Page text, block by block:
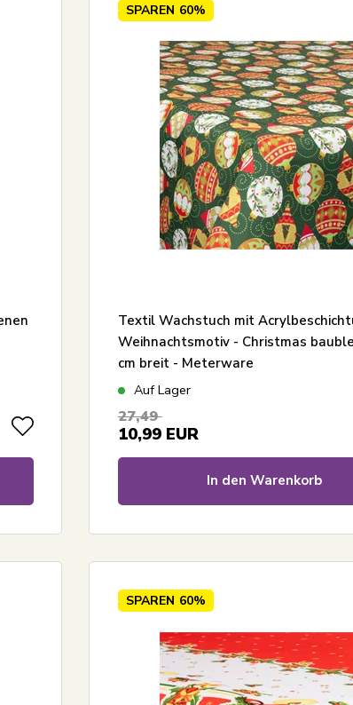
SPAREN 60%
Textil Wachstuch mit
Weihnachtsmotiv - Christmas
cm breit - Meterware
Auf Lager
27,49
10,99 EUR
In den Warenkorb
SPAREN 60%